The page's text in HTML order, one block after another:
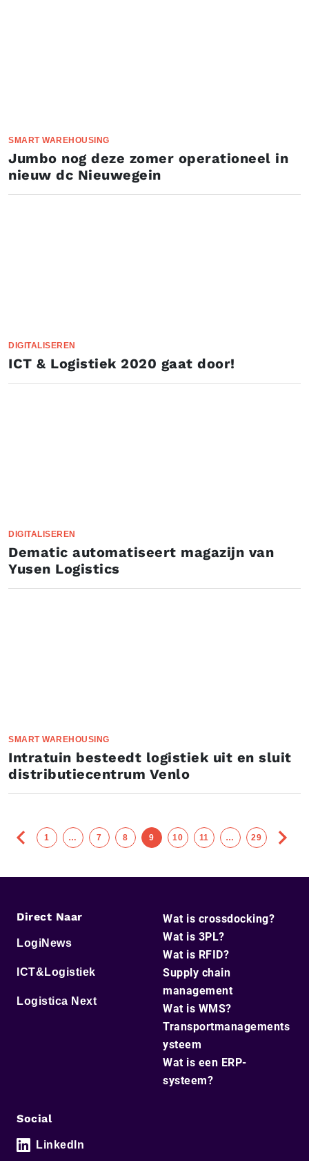
SMART WAREHOUSING
Jumbo nog deze zomer operationeel in
nieuw dc Nieuwegein
DIGITALISEREN
ICT & Logistiek 2020 gaat door!
DIGITALISEREN
Dematic automatiseert magazijn van
Yusen Logistics
SMART WAREHOUSING
Intratuin besteedt logistiek uit en sluit
distributiecentrum Venlo
1 … 7 8 9 10 11 … 29
Direct Naar
LogiNews
ICT&Logistiek
Logistica Next
Wat is crossdocking?
Wat is 3PL?
Wat is RFID?
Supply chain
management
Wat is WMS?
Transportmanagements
ysteem
Wat is een ERP-
systeem?
Social
LinkedIn